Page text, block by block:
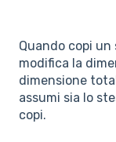
Quando copi
modifica la
dimensione
assumi sia lo
copi.